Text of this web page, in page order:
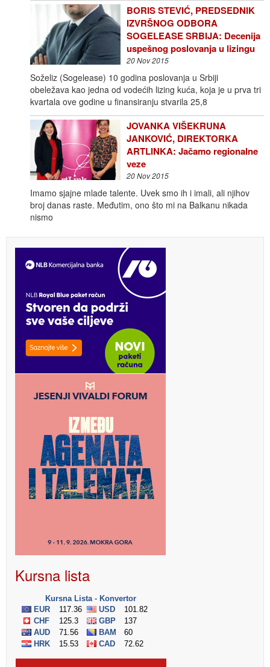
BORIS STEVIĆ, PREDSEDNIK
IZVRŠNOG ODBORA
SOGELEASE SRBIJA: Decenija
uspešnog poslovanja u lizingu
20 Nov 2015
Soželiz (Sogelease) 10 godina poslovanja u Srbiji
obeležava kao jedna od vodećih lizing kuća, koja je u prva tri
kvartala ove godine u finansiranju stvarila 25,8
JOVANKA VIŠEKRUNA
JANKOVIĆ, DIREKTORKA
ARTLINKA: Jačamo regionalne
veze
20 Nov 2015
Imamo sjajne mlade talente. Uvek smo ih i imali, ali njihov
broj danas raste. Međutim, ono što mi na Balkanu nikada
nismo
Kursna lista